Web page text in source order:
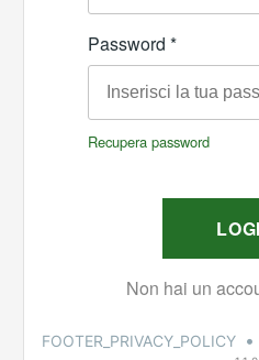
FOOTER_PRIVACY_POLICY •